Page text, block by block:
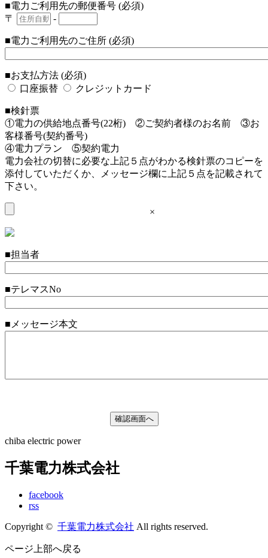
■電力ご利用先の郵便番号 (必須)
〒
-
■電力ご利用先のご住所 (必須)
■お支払方法 (必須)
口座振替
クレジットカード
■検針票
①電力の供給地点番号(22桁) ②ご契約者様のお名前 ③お
客様番号(契約番号)
④電力プラン ⑤契約電力
電力会社の切替に必要な上記５点がわかる検針票のコピーを
添付していただくか、メッセージ欄に上記５点を記載されて
下さい。
×
■担当者
■テレマスNo
■メッセージ本文
chiba electric power
千葉電力株式会社
facebook
rss
Copyright © 千葉電力株式会社 All rights reserved.
ページ上部へ戻る